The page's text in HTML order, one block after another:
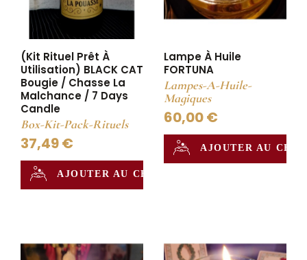
(Kit Rituel Prêt À
Utilisation) BLACK CAT
Bougie / Chasse La
Malchance / 7 Days
Candle
Box-Kit-Pack-Rituels
37,49 €
AJOUTER AU CHAUDRON
Lampe À Huile
FORTUNA
Lampes-A-Huile-
Magiques
60,00 €
AJOUTER AU